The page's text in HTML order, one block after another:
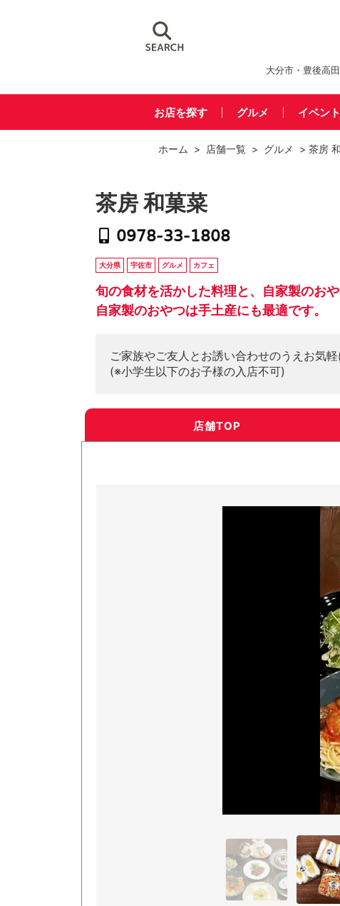
大分市・豊後高
お店を探す グルメ イベント
ホーム > 店舗一覧 > グルメ > 茶房
茶房 和菓菜
𝟢𝟫𝟩𝟪-𝟥𝟥-𝟣𝟪𝟢𝟪
大分県 宇佐市 グルメ カフェ
旬の食材を活かした料理と、自家製のお
自家製のおやつは手土産にも最適です。
ご家族やご友人とお誘い合わせのうえお気軽
(※小学生以下のお子様の入店不可)
店舗TOP